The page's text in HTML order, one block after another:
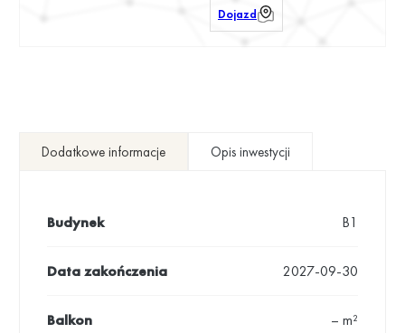
Dodatkowe informacje Opis inwestycji
Budynek B1
Data zakończenia 2027-09-30
Balkon – m²
Dojazd